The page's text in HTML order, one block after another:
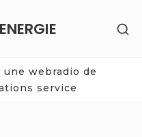
une webradio de
service